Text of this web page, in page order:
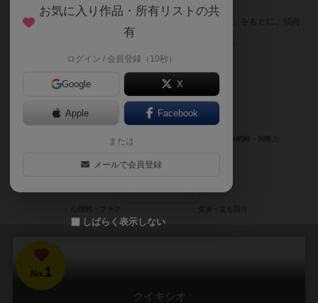
『フィンドルフ』が好きな方へのおすすめ
このゲームのトップページで投票された「プレイ感の評価」をもとに、傾向
が近いボードゲームをランキング形式で紹介します。
No.1
クイキシオ
お気に入り作品・所有リストの共
有
ログイン / 会員登録（10秒）
Google X
Apple Facebook
または
メールで会員登録
しばらく表示しない